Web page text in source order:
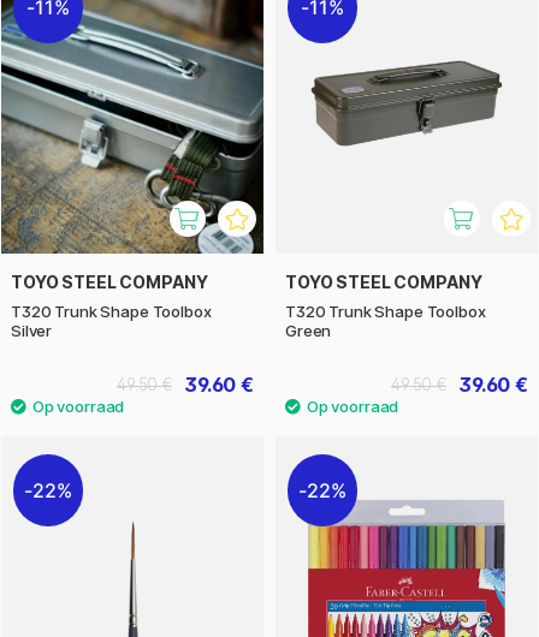
11%
TOYO STEEL COMPANY
T320 Trunk Shape Toolbox
Silver
39.60 €
49.50 €
11%
TOYO STEEL COMPANY
T320 Trunk Shape Toolbox
Green
39.60 €
49.50 €
22% 22%